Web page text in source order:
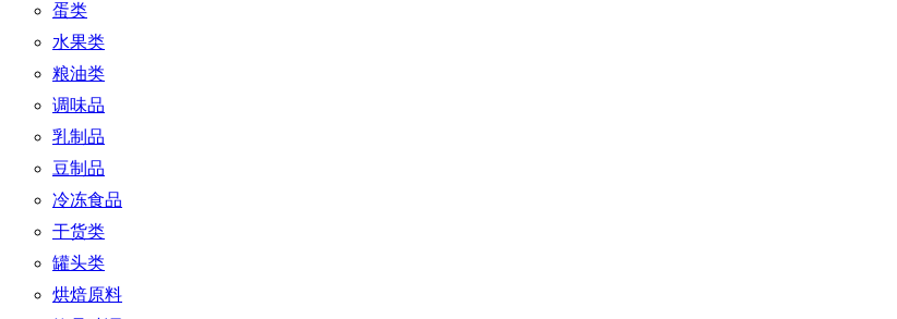
蛋类
水果类
粮油类
调味品
乳制品
豆制品
冷冻食品
干货类
罐头类
烘焙原料